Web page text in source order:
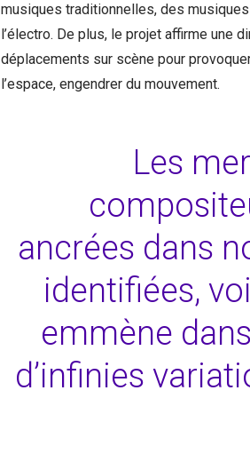
musiques traditionnelles, des
l’électro. De plus, le projet affirme une
déplacements sur scène pour
l’espace, engendrer du mouvement.
Les
ancrées dans
identifiées,
emmène
d’infinies